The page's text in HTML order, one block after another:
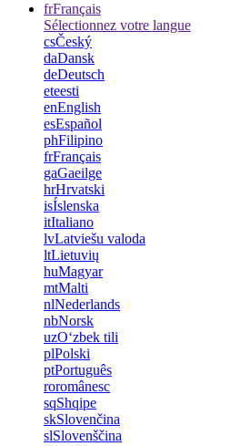
frFrançais
Sélectionnez votre langue
csČeský
daDansk
deDeutsch
eteesti
enEnglish
esEspañol
phFilipino
frFrançais
gaGaeilge
hrHrvatski
isÍslenska
itItaliano
lvLatviešu valoda
ltLietuvių
huMagyar
mtMalti
nlNederlands
nbNorsk
uzOʻzbek tili
plPolski
ptPortuguês
roromânesc
sqShqipe
skSlovenčina
slSlovenščina